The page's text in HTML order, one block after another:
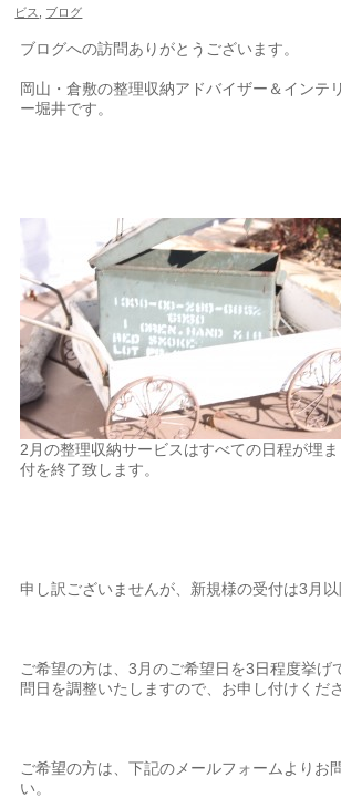
ビス
ブログ
ブログへの訪問ありがとうございます。
岡山・倉敷の整理収納アドバイザー＆インテ
ー堀井です。
2月の整理収納サービスはすべての日程が埋
付を終了致します。
申し訳ございませんが、新規様の受付は3月以
ご希望の方は、3月のご希望日を3日程度挙げ
問日を調整いたしますので、お申し付けくだ
ご希望の方は、下記のメールフォームよりお
い。